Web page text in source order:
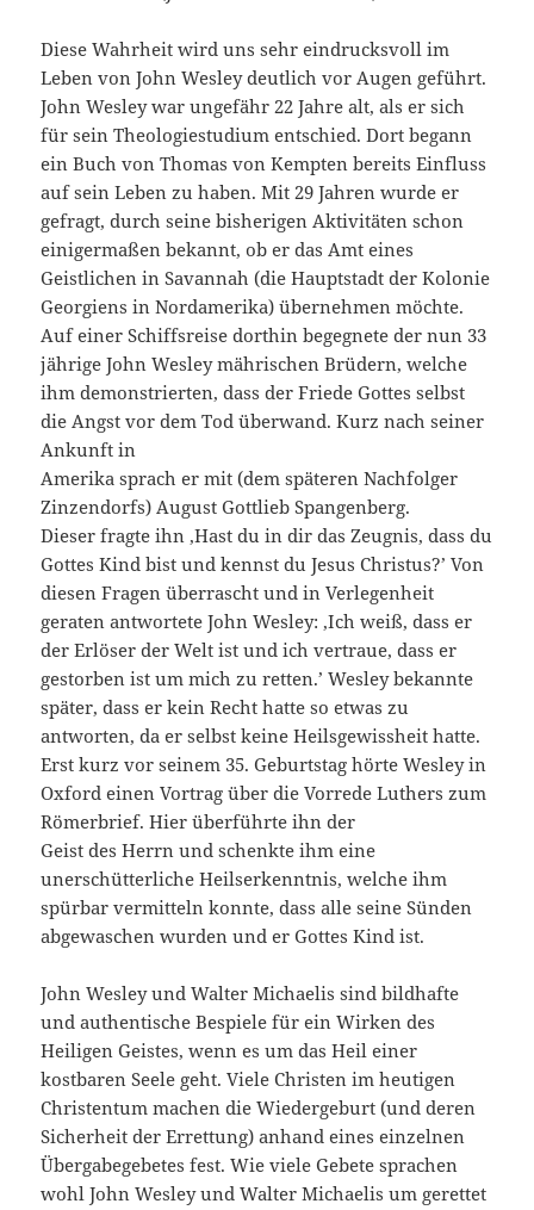
Diese Wahrheit wird uns sehr eindrucksvoll im
Leben von John Wesley deutlich vor Augen geführt.
John Wesley war ungefähr 22 Jahre alt, als er sich
für sein Theologiestudium entschied. Dort begann
ein Buch von Thomas von Kempten bereits Einfluss
auf sein Leben zu haben. Mit 29 Jahren wurde er
gefragt, durch seine bisherigen Aktivitäten schon
einigermaßen bekannt, ob er das Amt eines
Geistlichen in Savannah (die Hauptstadt der Kolonie
Georgiens in Nordamerika) übernehmen möchte.
Auf einer Schiffsreise dorthin begegnete der nun 33
jährige John Wesley mährischen Brüdern, welche
ihm demonstrierten, dass der Friede Gottes selbst
die Angst vor dem Tod überwand. Kurz nach seiner
Ankunft in
Amerika sprach er mit (dem späteren Nachfolger
Zinzendorfs) August Gottlieb Spangenberg.
Dieser fragte ihn ‚Hast du in dir das Zeugnis, dass du
Gottes Kind bist und kennst du Jesus Christus?’ Von
diesen Fragen überrascht und in Verlegenheit
geraten antwortete John Wesley: ‚Ich weiß, dass er
der Erlöser der Welt ist und ich vertraue, dass er
gestorben ist um mich zu retten.’ Wesley bekannte
später, dass er kein Recht hatte so etwas zu
antworten, da er selbst keine Heilsgewissheit hatte.
Erst kurz vor seinem 35. Geburtstag hörte Wesley in
Oxford einen Vortrag über die Vorrede Luthers zum
Römerbrief. Hier überführte ihn der
Geist des Herrn und schenkte ihm eine
unerschütterliche Heilserkenntnis, welche ihm
spürbar vermitteln konnte, dass alle seine Sünden
abgewaschen wurden und er Gottes Kind ist.
John Wesley und Walter Michaelis sind bildhafte
und authentische Bespiele für ein Wirken des
Heiligen Geistes, wenn es um das Heil einer
kostbaren Seele geht. Viele Christen im heutigen
Christentum machen die Wiedergeburt (und deren
Sicherheit der Errettung) anhand eines einzelnen
Übergabegebetes fest. Wie viele Gebete sprachen
wohl John Wesley und Walter Michaelis um gerettet